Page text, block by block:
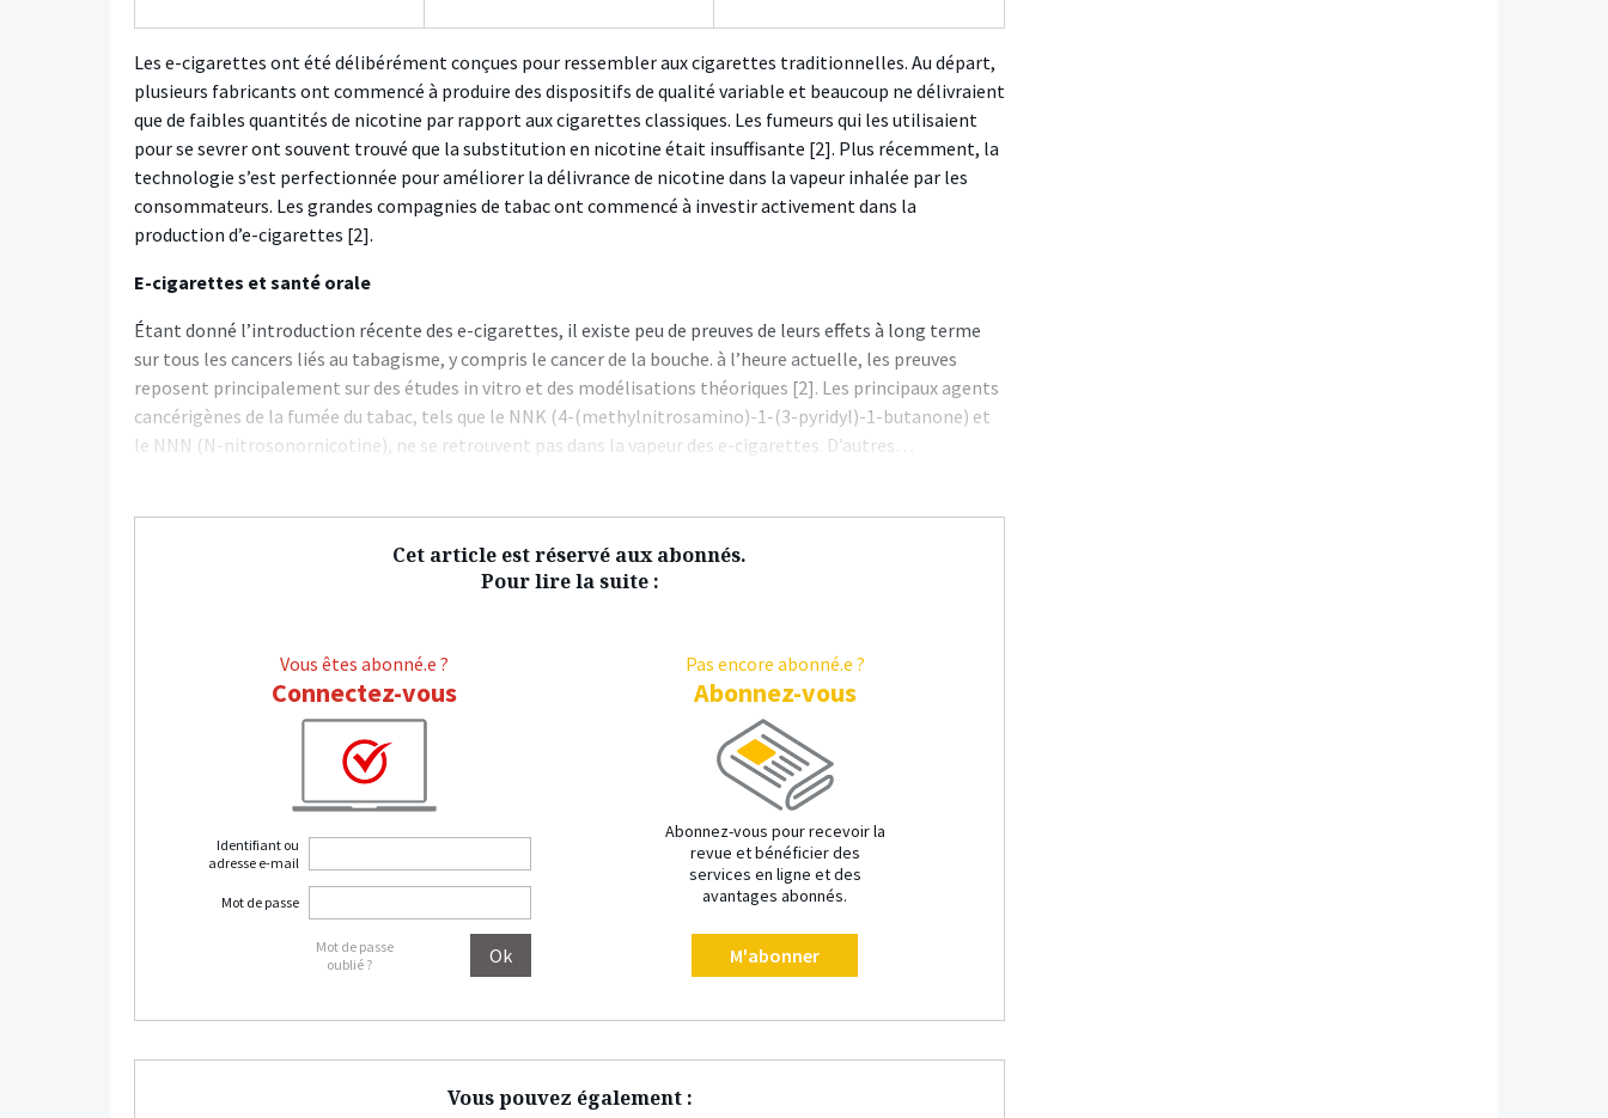
Les e-cigarettes ont été délibérément conçues pour ressembler aux cigarettes traditionnelles. Au départ,
plusieurs fabricants ont commencé à produire des dispositifs de qualité variable et beaucoup ne délivraient
que de faibles quantités de nicotine par rapport aux cigarettes classiques. Les fumeurs qui les utilisaient
pour se sevrer ont souvent trouvé que la substitution en nicotine était insuffisante [2]. Plus récemment, la
technologie s’est perfectionnée pour améliorer la délivrance de nicotine dans la vapeur inhalée par les
consommateurs. Les grandes compagnies de tabac ont commencé à investir activement dans la
production d’e-cigarettes [2].
E-cigarettes et santé orale
Étant donné l’introduction récente des e-cigarettes, il existe peu de preuves de leurs effets à long terme
sur tous les cancers liés au tabagisme, y compris le cancer de la bouche. à l’heure actuelle, les preuves
reposent principalement sur des études in vitro et des modélisations théoriques [2]. Les principaux agents
cancérigènes de la fumée du tabac, tels que le NNK (4-(methylnitrosamino)-1-(3-pyridyl)-1-butanone) et
le NNN (N-nitrosonornicotine), ne se retrouvent pas dans la vapeur des e-cigarettes. D’autres…
Cet article est réservé aux abonnés.
Pour lire la suite :
Vous êtes abonné.e ?
Connectez-vous
Identifiant ou
adresse e-mail
Mot de passe
Mot de passe
oublié ?
Pas encore abonné.e ?
Abonnez-vous
Abonnez-vous pour recevoir la
revue et bénéficier des
services en ligne et des
avantages abonnés.
M'abonner
Vous pouvez également :